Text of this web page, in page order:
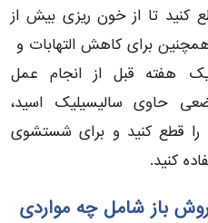
کنید تا از خون ریزی بیش از
برای کاهش التهابات و
هفته قبل از انجام عمل
حاوی سالیسیلیک اسید،
… را قطع کنید و برای شستشوی
کنید.
باز شامل چه مواردی